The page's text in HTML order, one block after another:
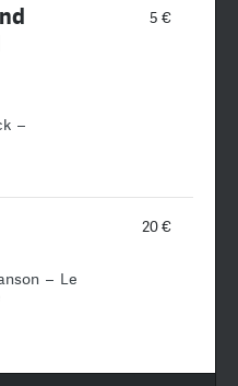
5 €
–
20 €
– Le